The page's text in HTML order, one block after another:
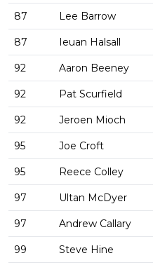
87 Lee Barrow
87 Ieuan Halsall
92 Aaron Beeney
92 Pat Scurfield
92 Jeroen Mioch
95 Joe Croft
95 Reece Colley
97 Ultan McDyer
97 Andrew Callary
99 Steve Hine